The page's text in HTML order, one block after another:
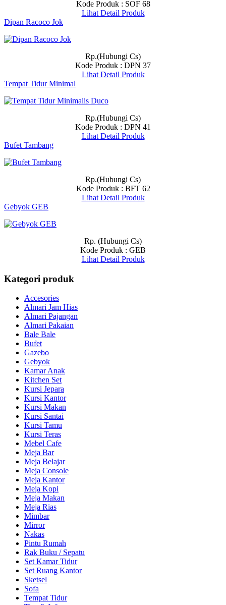
Kode Produk : SOF 68
Lihat Detail Produk
Dipan Racoco Jok
Rp.(Hubungi Cs)
Kode Produk : DPN 37
Lihat Detail Produk
Tempat Tidur Minimal
Rp.(Hubungi Cs)
Kode Produk : DPN 41
Lihat Detail Produk
Bufet Tambang
Rp.(Hubungi Cs)
Kode Produk : BFT 62
Lihat Detail Produk
Gebyok GEB
Rp. (Hubungi Cs)
Kode Produk : GEB
Lihat Detail Produk
Kategori produk
Accesories
Almari Jam Hias
Almari Pajangan
Almari Pakaian
Bale Bale
Bufet
Gazebo
Gebyok
Kamar Anak
Kitchen Set
Kursi Jepara
Kursi Kantor
Kursi Makan
Kursi Santai
Kursi Tamu
Kursi Teras
Mebel Cafe
Meja Bar
Meja Belajar
Meja Console
Meja Kantor
Meja Kopi
Meja Makan
Meja Rias
Mimbar
Mirror
Nakas
Pintu Rumah
Rak Buku / Sepatu
Set Kamar Tidur
Set Ruang Kantor
Sketsel
Sofa
Tempat Tidur